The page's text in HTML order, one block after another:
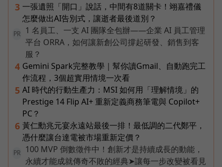
3 一張遺照「開口」說話，中間有8道關卡！翊嘉禮儀
怎麼做出AI告別式，讓逝者最後道別？
PR
1 名員工、一支 AI 團隊全包辦——企業 AI 員工管理
平台 ORRA，如何讓新創公司撐起研發、銷售到客
服？
4 Gemini Spark完整教學｜幫你讀Gmail、自動跑完工
作流程，3個超實用情境一次看
5 AI 時代的行動生產力：MSI 如何用「理解情境」的
Prestige 14 Flip AI+ 重新定義商務筆電與 Copilot+
PC？
6 黃仁勳兆元宴永遠站最後一排！最低調的二代鄭平，
憑什麼讓台達電被市場重新定價？
PR
100 MVP 倒數徵件中！創新才是持續成長的動能，
永續才能成就傳奇不敗的經典➤讓每一步改變被看見